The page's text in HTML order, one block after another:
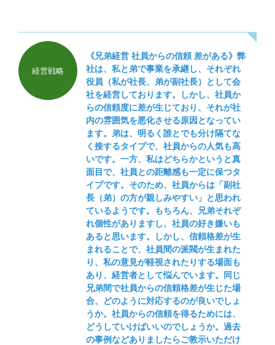
経営戦略
《兄弟経営 社員からの信頼 差がある》弊
社は、私と弟で事業を承継し、それぞれ
役員（私が社長、弟が副社長）として会
社を経営しております。しかし、社員か
らの信頼度に差が生じており、それが社
内の雰囲気を悪化させる原因となってい
ます。弟は、明るく誰とでも分け隔てな
く接するタイプで、社員からの人気も高
いです。一方、私はどちらかというと真
面目で、社員との距離感も一定に保つタ
イプです。そのため、社員からは「副社
長（弟）の方が親しみやすい」と思われ
ているようです。もちろん、兄弟それぞ
れ個性がありますし、社員の好き嫌いも
あると思います。しかし、信頼格差が生
まれることで、社員間の派閥が生まれた
り、私の意見が軽視されたりする場面も
あり、経営者として悩んでいます。同じ
兄弟間で社員からの信頼格差が生じた場
合、どのように対応するのが良いでしょ
うか。社員からの信頼を得るためには、
どうしていけばいいのでしょうか。過去
の事例などありましたらご教示いただけ